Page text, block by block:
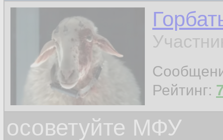
Рейтинг:
осоветуйте МФУ